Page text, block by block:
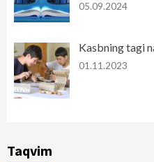
05.09.2024
Kasbning tagi
01.11.2023
Taqvim